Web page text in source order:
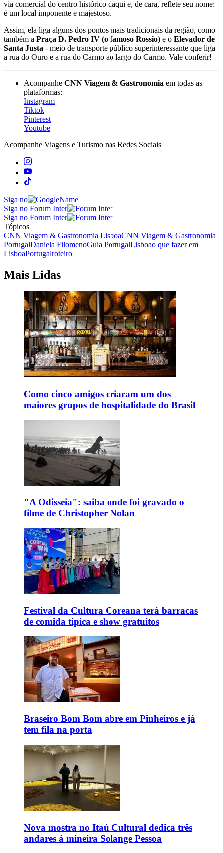
via comercial do centro histórico daqui e, de cara, reflete seu nome:
é um local imponente e majestoso.
Assim, ela liga alguns dos pontos mais tradicionais da região, como
também a Praça D. Pedro IV (o famoso Rossio) e o Elevador de
Santa Justa - meio de transporte público superinteressante que liga
a rua do Ouro e a rua do Carmo ao largo do Carmo. Vale conferir!
Acompanhe CNN Viagem & Gastronomia em todas as
plataformas:
Instagram
Tiktok
Pinterest
Youtube
Acompanhe Viagens e Turismo nas Redes Sociais
Siga no
Siga no Forum Inter
Siga no Forum Inter
Tópicos
CNN Viagem & Gastronomia LisboaCNN Viagem & Gastronomia
PortugalDaniela FilomenoGuia PortugalLisboao que fazer em
LisboaPortugalroteiro
Mais Lidas
Como cinco amigos criaram um dos
maiores grupos de hospitalidade do Brasil
"A Odisseia": saiba onde foi gravado o
filme de Christopher Nolan
Festival da Cultura Coreana terá barracas
de comida típica e show gratuitos
Braseiro Bom Bom abre em Pinheiros e já
tem fila na porta
Nova mostra no Itaú Cultural dedica três
andares à mineira Solange Pessoa